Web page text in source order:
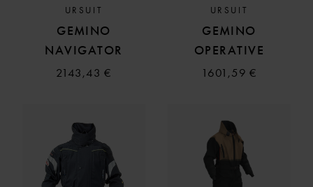
URSUIT
GEMINO
NAVIGATOR
2143,43 €
URSUIT
GEMINO
OPERATIVE
1601,59 €